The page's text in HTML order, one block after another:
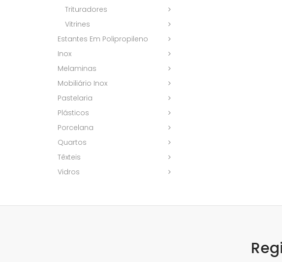
Trituradores
Vitrines
Estantes Em Polipropileno
Inox
Melaminas
Mobiliário Inox
Pastelaria
Plásticos
Porcelana
Quartos
Têxteis
Vidros